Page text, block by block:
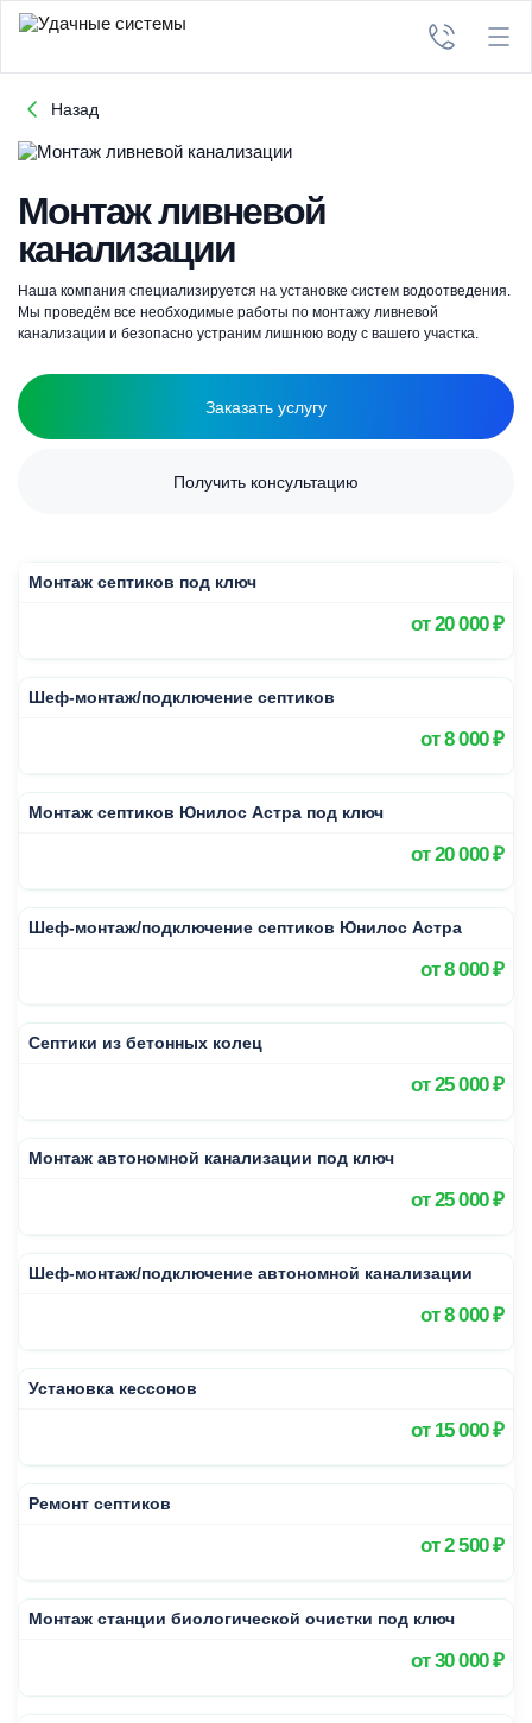
Назад
Монтаж ливневой
канализации
Наша компания специализируется на установке систем водоотведения.
Мы проведём все необходимые работы по монтажу ливневой
канализации и безопасно устраним лишнюю воду с вашего участка.
Заказать услугу
Получить консультацию
Монтаж септиков под ключ
от20 000 ₽
Шеф-монтаж/подключение септиков
от8 000 ₽
Монтаж септиков Юнилос Астра под ключ
от20 000 ₽
Шеф-монтаж/подключение септиков Юнилос Астра
от8 000 ₽
Септики из бетонных колец
от25 000 ₽
Монтаж автономной канализации под ключ
от25 000 ₽
Шеф-монтаж/подключение автономной канализации
от8 000 ₽
Установка кессонов
от15 000 ₽
Ремонт септиков
от2 500 ₽
Монтаж станции биологической очистки под ключ
от30 000 ₽